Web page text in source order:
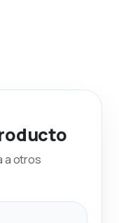
a otros